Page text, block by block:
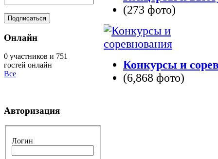
(273 фото)
Конкурсы и
(6,868 фото)
Онлайн
0 участников и 751
гостей онлайн
Все
Авторизация
Логин